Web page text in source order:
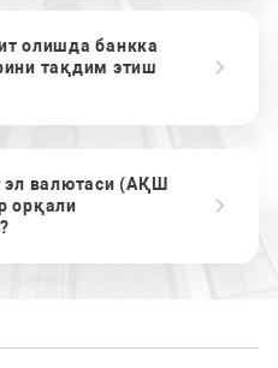
олишда банкка
тақдим этиш
эл валютаси (АҚШ
орқали